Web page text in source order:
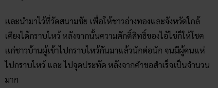
และนำมาไว้ที่วัดสนามชัย เพื่อให้ชาวอ่างทองและจังหวัดใกล้
เคียงได้กราบไหว้ หลังจากนั้นความศักดิ์สิทธิ์ของไอ้ไข่ก็ให้โชค
แก่ชาวบ้านผู้เข้าไปกราบไหว้กันมาแล้วนักต่อนัก จนมีผู้คนแห่
ไปกราบไหว้ และ ไปจุดประทัด หลังจากคำขอสำเร็จเป็นจำนวน
มาก